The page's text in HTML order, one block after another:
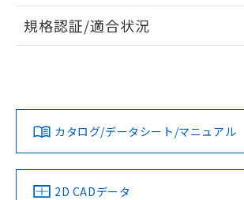
A: 300mm以上、B: 200mm以上
ログイン/会員登録
ダウンロードデータをご利用いただく前に
みください。
ソフトウェアの使用条件
EU RoHS 注意事項・凡例
対応済み
中国 RoHS 注意事項・凡例
規格認証/適合状況
LR型式承認
（イギリス
船舶規格）
DNV型式承認
（ノルウェー
BV型
（フ
カタログ/データシート/マニュアル
2D CADデータ